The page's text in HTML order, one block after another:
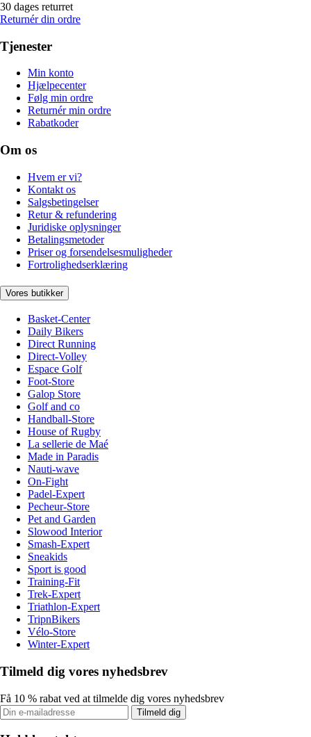
30 dages returret
Returnér din ordre
Tjenester
Min konto
Hjælpecenter
Følg min ordre
Returnér min ordre
Rabatkoder
Om os
Hvem er vi?
Kontakt os
Salgsbetingelser
Retur & refundering
Juridiske oplysninger
Betalingsmetoder
Priser og forsendelsesmuligheder
Fortrolighedserklæring
Vores butikker
Basket-Center
Daily Bikers
Direct Running
Direct-Volley
Espace Golf
Foot-Store
Galop Store
Golf and co
Handball-Store
House of Rugby
La sellerie de Maé
Made in Paradis
Nauti-wave
On-Fight
Padel-Expert
Pecheur-Store
Pet and Garden
Slowood Interior
Smash-Expert
Sneakids
Sport is good
Training-Fit
Trek-Expert
Triathlon-Expert
TripnBikers
Vélo-Store
Winter-Expert
Tilmeld dig vores nyhedsbrev
Få 10 % rabat ved at tilmelde dig vores nyhedsbrev
Tilmeld dig